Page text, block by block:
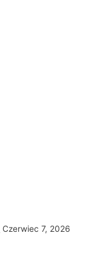
Czerwiec 7, 2026